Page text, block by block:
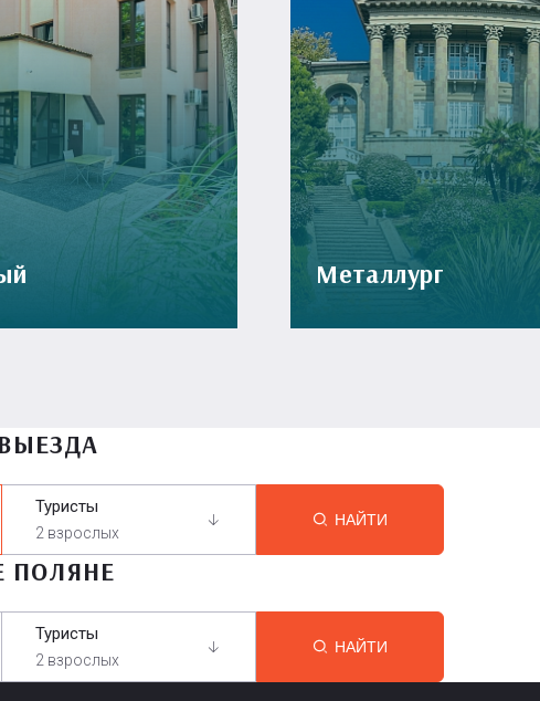
Металлург
Туристы
2 взрослых
НАЙТИ
ПОЛЯНЕ
Туристы
2 взрослых
НАЙТИ